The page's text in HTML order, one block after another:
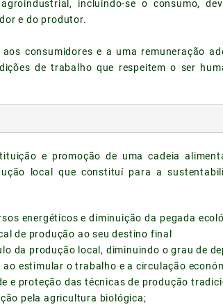
incluindo-se o consumo,
e do produtor.
consumidores e a uma remuneração
de trabalho que respeitem o ser
e promoção de uma cadeia
local que constituí para a
energéticos e diminuição da pegada
de produção ao seu destino final
da produção local, diminuindo o grau de
estimular o trabalho e a circulação
e proteção das técnicas de produção
pela agricultura biológica;